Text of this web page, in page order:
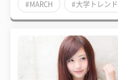
#MARCH #大学トレンド